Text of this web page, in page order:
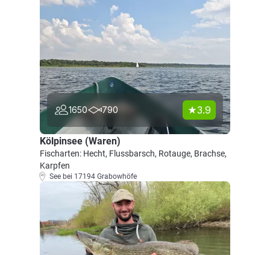
1650 790 3.9
Kölpinsee (Waren)
Fischarten: Hecht, Flussbarsch, Rotauge, Brachse,
Karpfen
See bei 17194 Grabowhöfe